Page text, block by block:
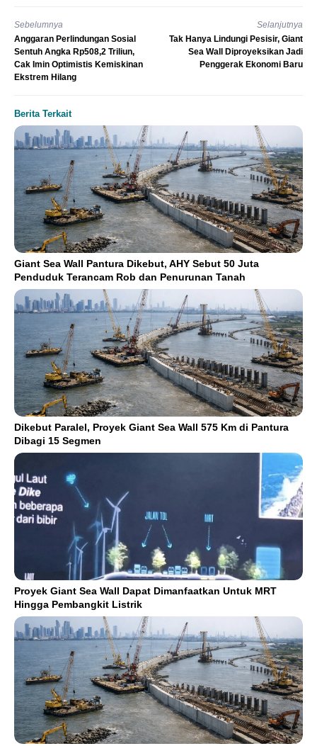
Sebelumnya
Anggaran Perlindungan Sosial
Sentuh Angka Rp508,2 Triliun,
Cak Imin Optimistis Kemiskinan
Ekstrem Hilang
Selanjutnya
Tak Hanya Lindungi Pesisir, Giant
Sea Wall Diproyeksikan Jadi
Penggerak Ekonomi Baru
Berita Terkait
Giant Sea Wall Pantura Dikebut, AHY Sebut 50 Juta
Penduduk Terancam Rob dan Penurunan Tanah
Dikebut Paralel, Proyek Giant Sea Wall 575 Km di Pantura
Dibagi 15 Segmen
Proyek Giant Sea Wall Dapat Dimanfaatkan Untuk MRT
Hingga Pembangkit Listrik